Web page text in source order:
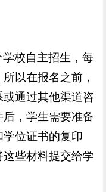
校自主招生，每
以在报名之前，
通过其他渠道咨
，学生需要准备
位证书的复印
些材料提交给学